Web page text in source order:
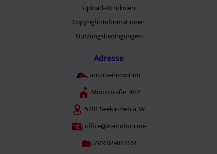
Upload-Richtlinien
Copyright-Informationen
Nutzungsbedingungen
Adresse
austria-in-motion
Moosstraße 36/2
5201 Seekirchen a. W.
office@in-motion.me
ZVR 029823161